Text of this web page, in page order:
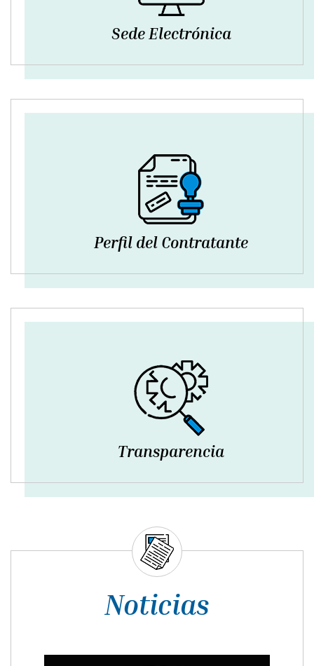
Sede Electrónica
Perfil del Contratante
Transparencia
Noticias